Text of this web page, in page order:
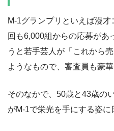
M-1グランプリといえば漫
回も6,000組からの応募があ
うと若手芸人が「これから
ようなもので、審査員も豪華
そのなかで、50歳と43歳の
がM-1で栄光を手にする姿に